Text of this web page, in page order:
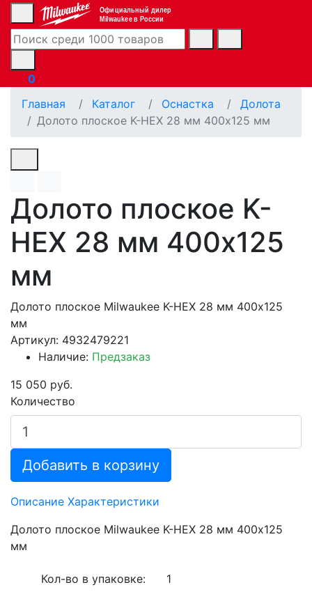
Официальный дилер
Milwaukee в России
0
Главная
Каталог Оснастка
Долота
Долото плоское K-HEX 28 мм 400х125 мм
Долото плоское K-
HEX 28 мм 400х125
мм
Долото плоское Milwaukee K-HEX 28 мм 400х125
мм
Артикул: 4932479221
Наличие: Предзаказ
15 050 руб.
Количество
Добавить в корзину
Описание Характеристики
Долото плоское Milwaukee K-HEX 28 мм 400х125
мм
Кол-во в упаковке: 1